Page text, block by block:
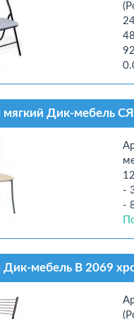
мягкий Дик-мебель
-
-
Дик-мебель В 2069